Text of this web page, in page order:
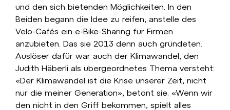
und den sich bietenden Möglichkeiten. In den
Beiden begann die Idee zu reifen, anstelle des
Velo-Cafés ein e-Bike-Sharing für Firmen
anzubieten. Das sie 2013 denn auch gründeten.
Auslöser dafür war auch der Klimawandel, den
Judith Häberli als übergeordnetes Thema versteht:
«Der Klimawandel ist die Krise unserer Zeit, nicht
nur die meiner Generation», betont sie. «Wenn wir
den nicht in den Griff bekommen, spielt alles